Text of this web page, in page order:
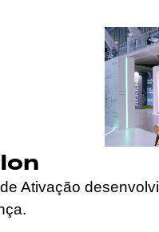
Ativação